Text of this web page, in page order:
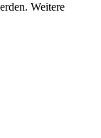
Weitere